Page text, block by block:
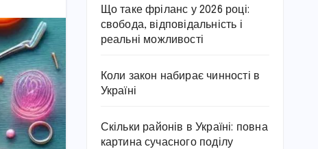
Що таке фріланс у 2026 році:
свобода, відповідальність і
реальні можливості
Коли закон набирає чинності в
Україні
Скільки районів в Україні: повна
картина сучасного поділу